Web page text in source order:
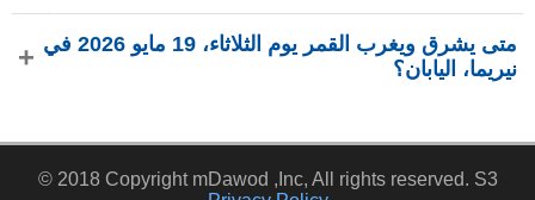
phasesmoon.com.
متى يشرق ويغرب القمر يوم الثلاثاء، 19 مايو 2026 في
نيريما، اليابان؟
وفقًا لـ phasesmoon.com.
© 2018 Copyright mDawod ,Inc, All rights reserved. S3